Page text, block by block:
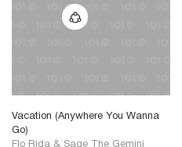
Vacation (Anywhere You Wanna
Go)
Flo Rida & Sage The Gemini